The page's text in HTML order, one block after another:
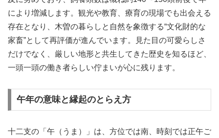
により増減します。観光や教育、療育の現場でも出会える
存在となり、木曽の暮らしと自然を象徴する“文化財的な
家畜”として再評価が進んでいます。見た目の可愛らしさ
だけでなく、厳しい地形と共生してきた歴史を知るほど、
一頭一頭の働き者らしい佇まいが心に残ります。
午年の意味と縁起のとらえ方
十二支の「午（うま）」は、方位では南、時刻では正午ご